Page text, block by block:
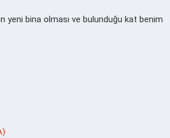
yeni bina olması ve bulunduğu kat benim